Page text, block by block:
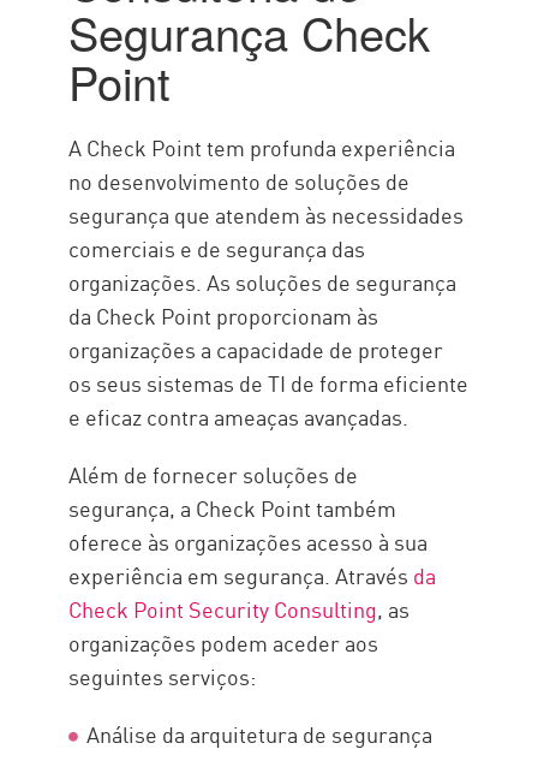
Segurança Check
Point
A Check Point tem profunda experiência
no desenvolvimento de soluções de
segurança que atendem às necessidades
comerciais e de segurança das
organizações. As soluções de segurança
da Check Point proporcionam às
organizações a capacidade de proteger
os seus sistemas de TI de forma eficiente
e eficaz contra ameaças avançadas.
Além de fornecer soluções de
segurança, a Check Point também
oferece às organizações acesso à sua
experiência em segurança. Através da
Check Point Security Consulting, as
organizações podem aceder aos
seguintes serviços:
Análise da arquitetura de segurança